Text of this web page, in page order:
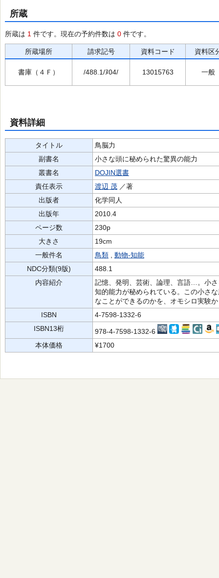
所蔵
所蔵は 1 件です。現在の予約件数は 0 件です。
所蔵場所 請求記号 資料コード 資料区
書庫（４Ｆ） /488.1/ﾇ04/ 13015763 一般
資料詳細
タイトル
鳥脳力
副書名
小さな頭に秘められた驚異の能力
叢書名
DOJIN選書
責任表示
渡辺 茂 ／著
出版者
化学同人
出版年
2010.4
ページ数
230p
大きさ
19cm
一般件名
鳥類
動物-知能
NDC分類(9版)
488.1
内容紹介
記憶、発明、芸術、論理、言語…。小
知的能力が秘められている。この小さ
なことができるのかを、オモシロ実験
ISBN
4-7598-1332-6
ISBN13桁
978-4-7598-1332-6
本体価格
¥1700